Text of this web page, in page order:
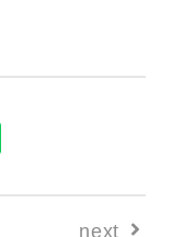
next